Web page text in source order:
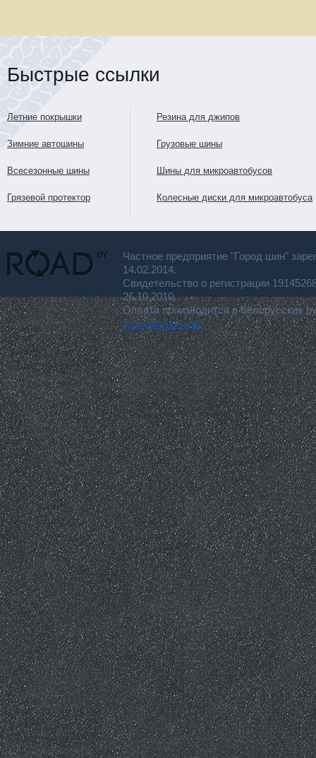
Быстрые ссылки
Летние покрышки
Зимние автошины
Всесезонные шины
Грязевой протектор
Резина для джипов
Грузовые шины
Шины для микроавтобусов
Колесные диски для микроавтобуса
Частное предприятие "Город шин"
14.02.2014.
Свидетельство о регистрации
26.10.2010.
Оплата производится в белорусских
для покупателя.